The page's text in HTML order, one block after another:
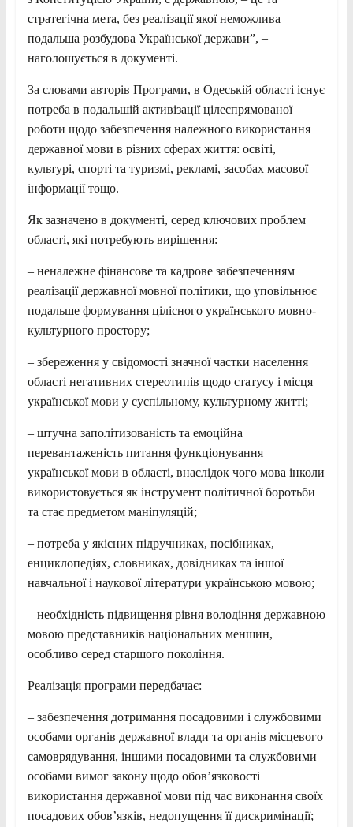
стратегічна мета, без реалізації якої неможлива
подальша розбудова Української держави”, –
наголошується в документі.
За словами авторів Програми, в Одеській області існує
потреба в подальшій активізації цілеспрямованої
роботи щодо забезпечення належного використання
державної мови в різних сферах життя: освіті,
культурі, спорті та туризмі, рекламі, засобах масової
інформації тощо.
Як зазначено в документі, серед ключових проблем
області, які потребують вирішення:
– неналежне фінансове та кадрове забезпеченням
реалізації державної мовної політики, що уповільнює
подальше формування цілісного українського мовно-
культурного простору;
– збереження у свідомості значної частки населення
області негативних стереотипів щодо статусу і місця
української мови у суспільному, культурному житті;
– штучна заполітизованість та емоційна
перевантаженість питання функціонування
української мови в області, внаслідок чого мова інколи
використовується як інструмент політичної боротьби
та стає предметом маніпуляцій;
– потреба у якісних підручниках, посібниках,
енциклопедіях, словниках, довідниках та іншої
навчальної і наукової літератури українською мовою;
– необхідність підвищення рівня володіння державною
мовою представників національних меншин,
особливо серед старшого покоління.
Реалізація програми передбачає:
– забезпечення дотримання посадовими і службовими
особами органів державної влади та органів місцевого
самоврядування, іншими посадовими та службовими
особами вимог закону щодо обов’язковості
використання державної мови під час виконання своїх
посадових обов’язків, недопущення її дискримінації;